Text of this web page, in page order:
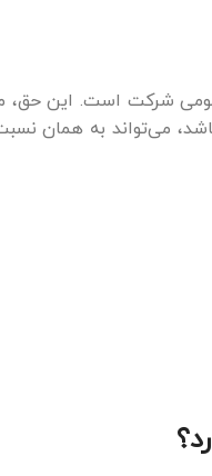
شرکت است. این حق،
در اختیار داشته باشد،